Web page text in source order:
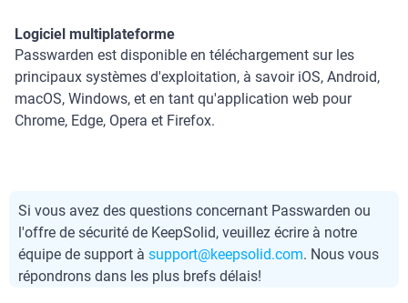
Logiciel multiplateforme
Passwarden est disponible en téléchargement sur les
principaux systèmes d'exploitation, à savoir iOS, Android,
macOS, Windows, et en tant qu'application web pour
Chrome, Edge, Opera et Firefox.
Si vous avez des questions concernant Passwarden ou
l'offre de sécurité de KeepSolid, veuillez écrire à notre
équipe de support à support@keepsolid.com. Nous vous
répondrons dans les plus brefs délais!